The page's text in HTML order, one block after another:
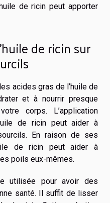
de ricin peut apporter
de ricin sur
acides gras de l’huile de
et à nourrir presque
corps. L’application
de ricin peut aider à
En raison de ses
de ricin peut aider à
poils eux-mêmes.
utilisée pour avoir des
santé. Il suffit de lisser